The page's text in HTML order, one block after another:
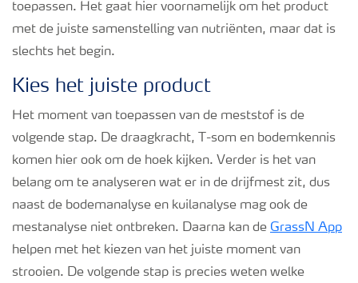
toepassen. Het gaat hier voornamelijk om het product
met de juiste samenstelling van nutriënten, maar dat is
slechts het begin.
Kies het juiste product
Het moment van toepassen van de meststof is de
volgende stap. De draagkracht, T-som en bodemkennis
komen hier ook om de hoek kijken. Verder is het van
belang om te analyseren wat er in de drijfmest zit, dus
naast de bodemanalyse en kuilanalyse mag ook de
mestanalyse niet ontbreken. Daarna kan de GrassN App
helpen met het kiezen van het juiste moment van
strooien. De volgende stap is precies weten welke